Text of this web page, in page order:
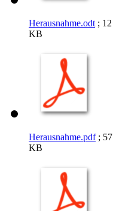
Herausnahme.odt ; 12
KB
Herausnahme.pdf; 57
KB